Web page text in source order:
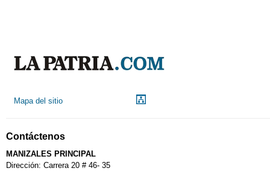
Mapa del sitio
Contáctenos
MANIZALES PRINCIPAL
Dirección: Carrera 20 # 46- 35